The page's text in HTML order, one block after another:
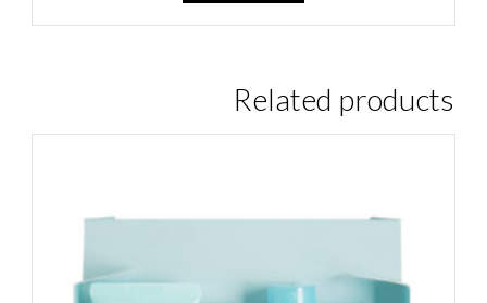
Related products